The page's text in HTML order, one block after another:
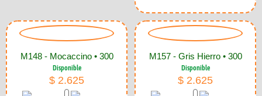
M148 - Mocaccino • 300
Disponible
$ 2.625
M157 - Gris Hierro • 300
Disponible
$ 2.625